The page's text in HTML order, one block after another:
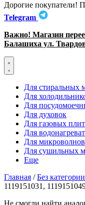
Дорогие покупатели!
Telegram
Важно! Магазин
Балашиха ул.
Для стиральных
Для
Для
Для духовок
Для газовых плит
Для
Для
Для сушильных
Еще
Главная /Без категории
1119151031,